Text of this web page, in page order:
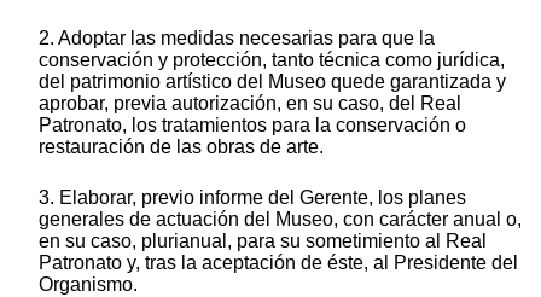
2. Adoptar las medidas necesarias para que la
conservación y protección, tanto técnica como jurídica,
del patrimonio artístico del Museo quede garantizada y
aprobar, previa autorización, en su caso, del Real
Patronato, los tratamientos para la conservación o
restauración de las obras de arte.
3. Elaborar, previo informe del Gerente, los planes
generales de actuación del Museo, con carácter anual o,
en su caso, plurianual, para su sometimiento al Real
Patronato y, tras la aceptación de éste, al Presidente del
Organismo.